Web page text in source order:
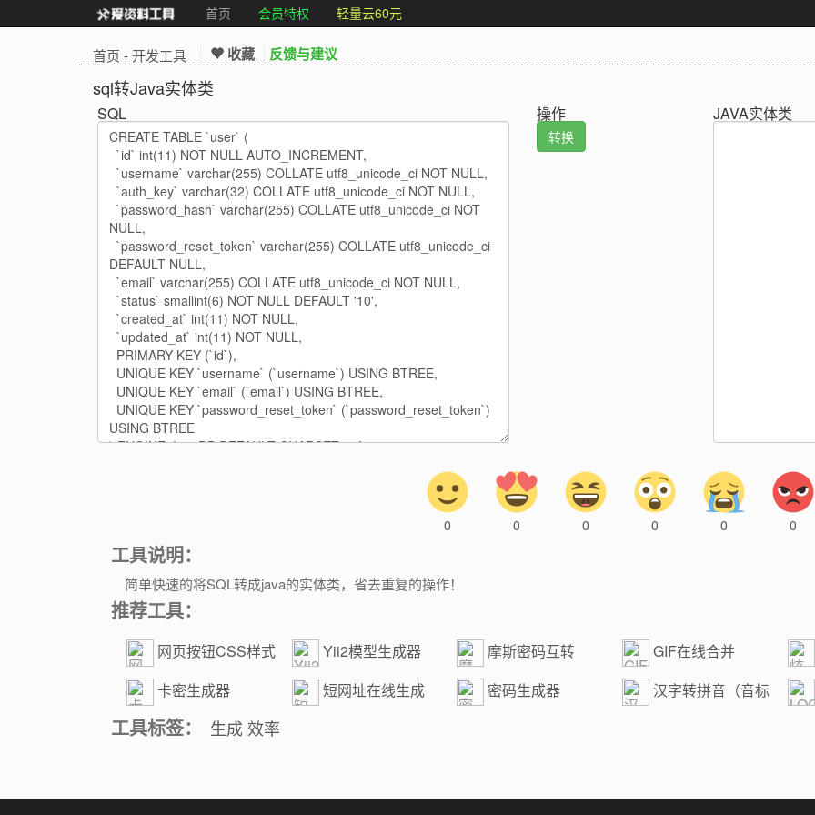
首页 会员特权 轻量云60元
首页 -开发工具 收藏 反馈与建议
sql转Java实体类
SQL 操作
转换
JAVA实体类
0 0 0 0 0 0
工具说明：
简单快速的将SQL转成java的实体类，省去重复的操作！
推荐工具：
网页按钮CSS样式
生成器
Yii2模型生成器 摩斯密码互转
GIF在线合并
卡密生成器
短网址在线生成 密码生成器
汉字转拼音（音标
工具标签： 生成效率